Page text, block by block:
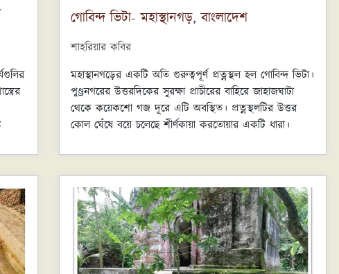
জন্য
গোবিন্দ ভিটা- মহাস্থানগড়, বাংলাদেশ
শাহরিয়ার কবির
মহাস্থানগড়ের একটি অতি গুরুত্বপূর্ণ প্রত্নস্থল হল গোবিন্দ ভিটা।
পুণ্ড্রনগরের উত্তরদিকের সুরক্ষা প্রাচীরের বাহিরে জাহাজঘাটা
থেকে কয়েকশো গজ দূরে এটি অবস্থিত। প্রত্নস্থলটির উত্তর
কোল ঘেঁষে বয়ে চলেছে শীর্ণকায়া করতোয়ার একটি ধারা।
প্রমত্তা এই নদীর বুকে বণিকদের বাণিজ্যতরী বয়ে যেত
দূরদেশে। গোবিন্দ ভিটার আরেকটি স্থানীয় নাম ‘গোবিন্দের
দ্বীপ’, অর্থাৎ বিষ্ণুর দ্বীপ/আবাসস্থল। মূলত ভূপৃষ্ঠ থেকে
অপেক্ষাকৃত উঁচু নদীতীরবর্তী স্থানকে বরেন্দ্র অঞ্চলে দ্বীপ নামে
ডাকা হয়। এই গোবিন্দ ভিটা পুণ্ড্রের ধর্মেতিহাস ও প্রত্নতাত্ত্বিক
গৌরবের একটি বিরাট অধ্যায় ধারণ করে আছে।